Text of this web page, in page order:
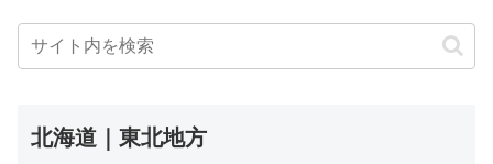
北海道｜東北地方